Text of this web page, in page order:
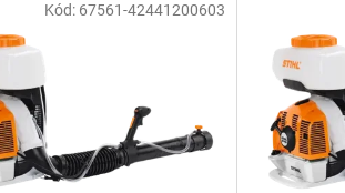
Kód: 67561-42441200603